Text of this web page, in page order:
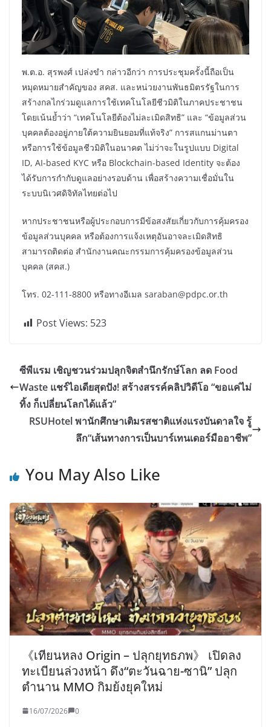
พ.ต.อ. สุรพงศ์ เปล่งขำ กล่าวอีกว่า การประชุมครั้งนี้ถือเป็น
หมุดหมายสำคัญของ สคส. และหน่วยงานพันธมิตรรัฐในการ
สร้างกลไกร่วมดูแลการใช้เทคโนโลยีชีวมิติในภาคประชาชน
โดยเน้นย้ำว่า “เทคโนโลยีต้องไม่ละเมิดสิทธิ” และ “ข้อมูลส่วน
บุคคลต้องอยู่ภายใต้ความยินยอมที่แท้จริง” การสแกนม่านตา
หรือการใช้ข้อมูลชีวมิติในอนาคต ไม่ว่าจะในรูปแบบ Digital
ID, AI-based KYC หรือ Blockchain-based Identity จะต้อง
ได้รับการกำกับดูแลอย่างรอบด้าน เพื่อสร้างความเชื่อมั่นใน
ระบบนิเวศดิจิทัลไทยต่อไป
หากประชาชนหรือผู้ประกอบการมีข้อสงสัยเกี่ยวกับการคุ้มครอง
ข้อมูลส่วนบุคคล หรือต้องการแจ้งเหตุอันอาจละเมิดสิทธิ
สามารถติดต่อ สำนักงานคณะกรรมการคุ้มครองข้อมูลส่วน
บุคคล (สคส.)
โทร. 02-111-8800 หรือทางอีเมล saraban@pdpc.or.th
Post Views: 523
ซีพีแรม เชิญชวนร่วมปลุกจิตสำนึกรักษ์โลก ลด Food
Waste แชร์ไอเดียสุดปัง! สร้างสรรค์คลิปวิดีโอ “ขอแค่ไม่
ทิ้ง ก็เปลี่ยนโลกได้แล้ว”
RSUHotel พานักศึกษาเติมรสชาติแห่งแรงบันดาลใจ รู้
ลึก“เส้นทางการเป็นบาร์เทนเดอร์มืออาชีพ”
You May Also Like
《เทียนหลง Origin – ปลุกยุทธภพ》 เปิดลง
ทะเบียนล่วงหน้า ดึง“ตะวันฉาย-ซานิ” ปลุก
ตำนาน MMO กิมย้งยุคใหม่
16/07/2026 0